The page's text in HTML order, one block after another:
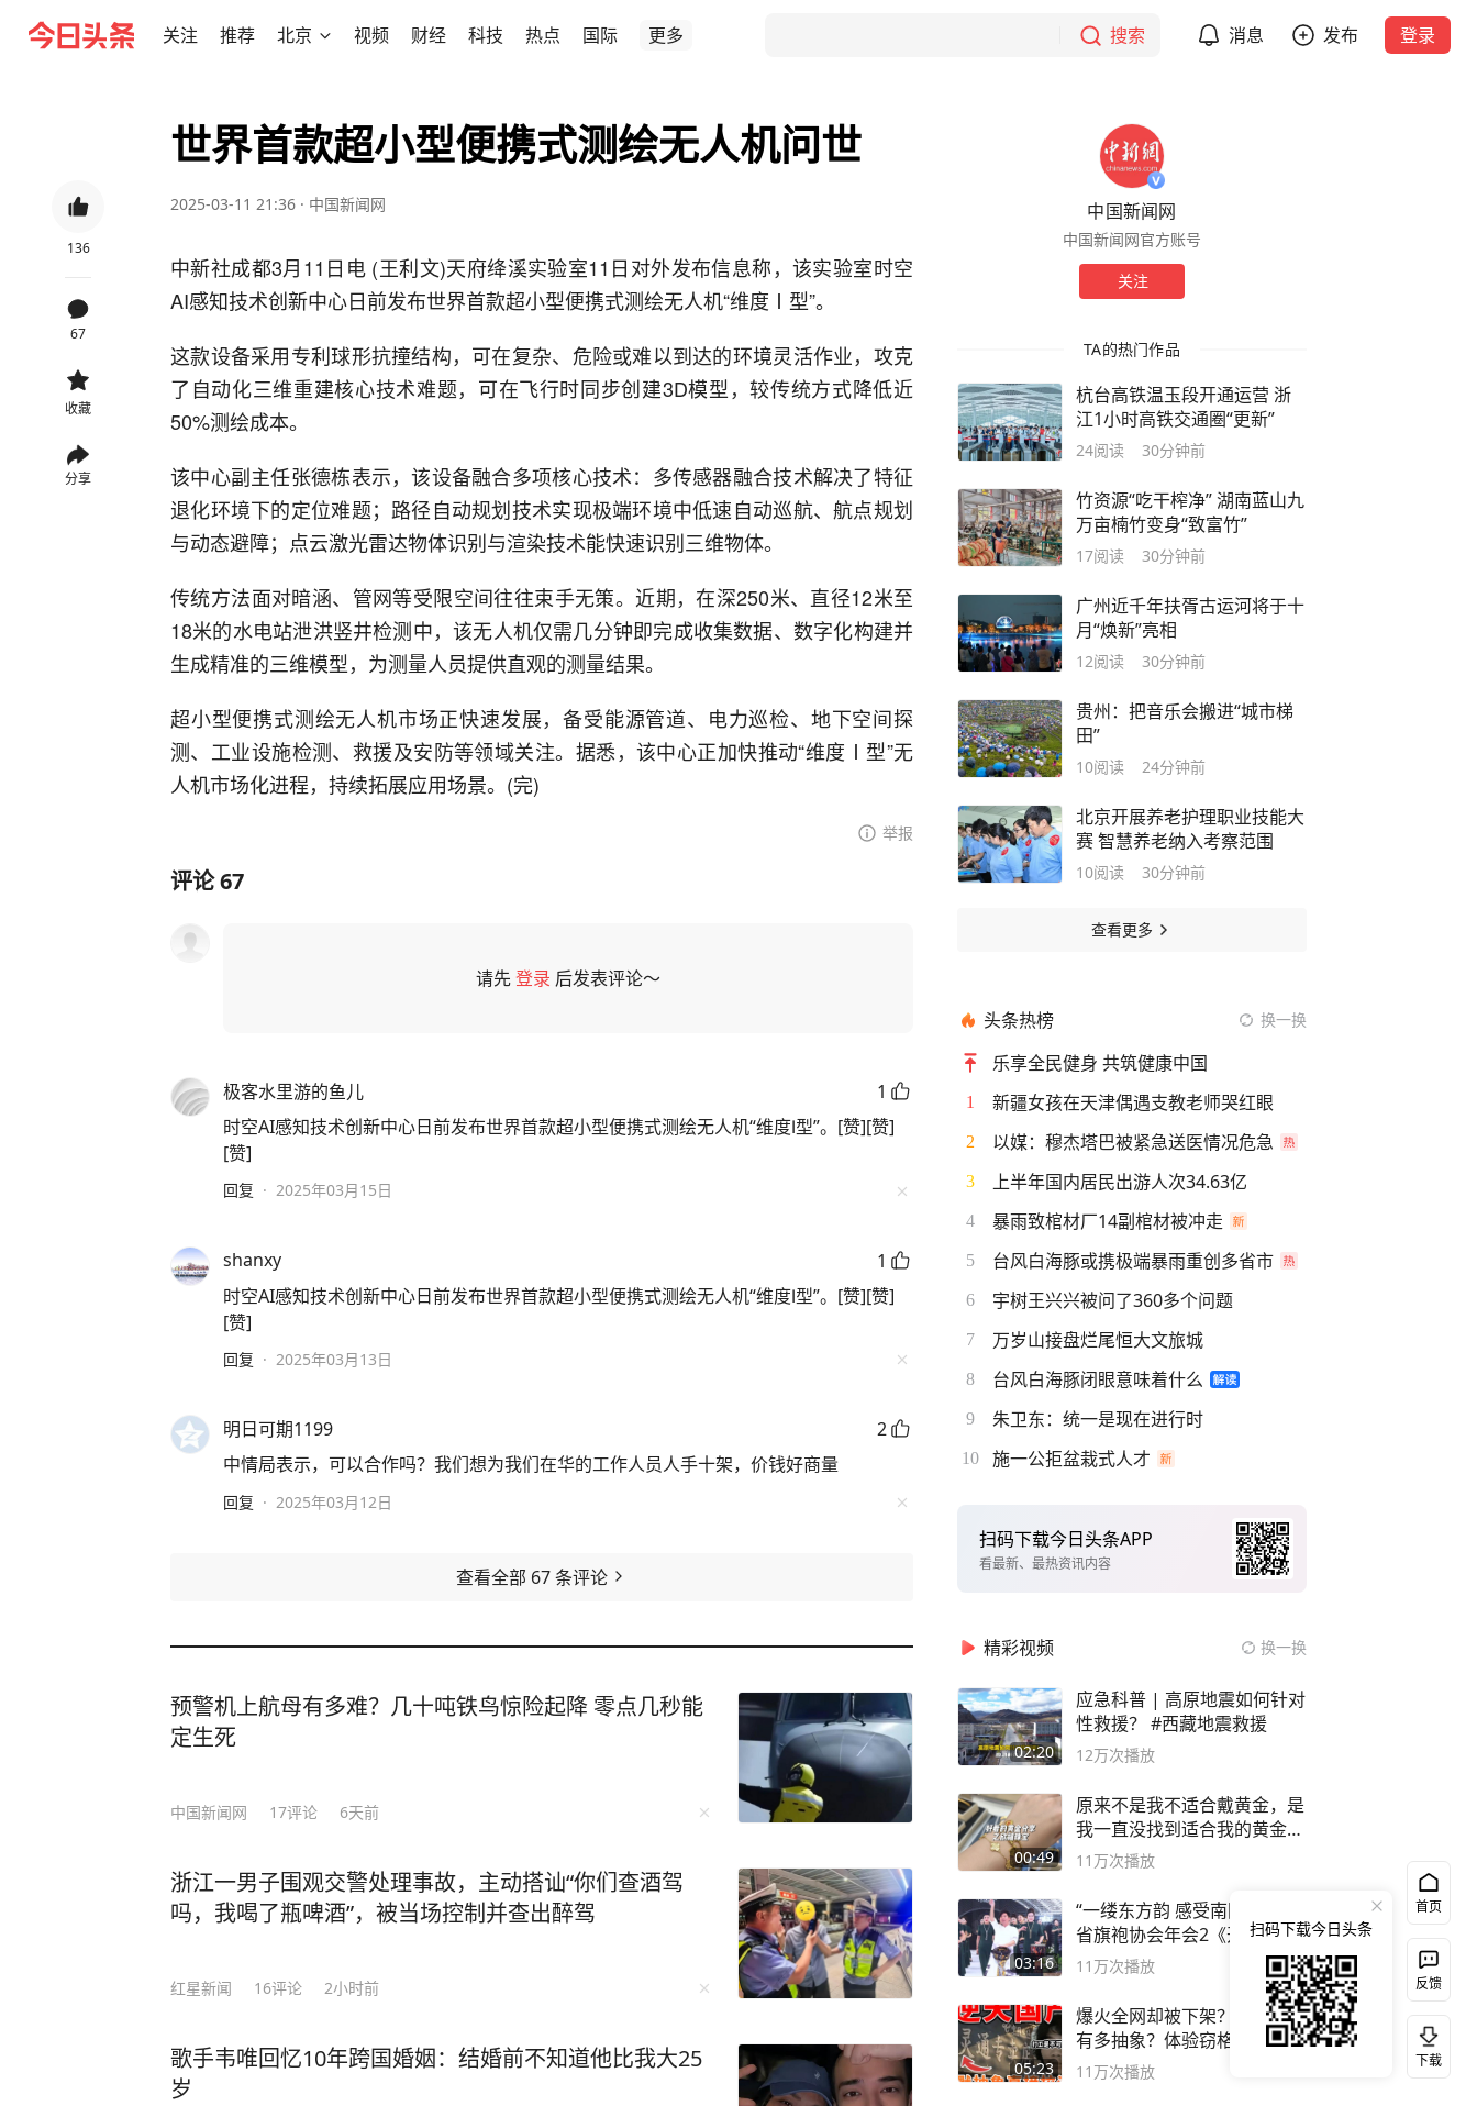
关注 推荐 北京 视频 财经 科技 热点 国际 更多 搜索 消息 发布 登录
136
67
收藏
分享
世界首款超小型便携式测绘无人机问世
2025-03-11 21:36 · 中国新闻网
中新社成都3月11日电 (王利文)天府绛溪实验室11日对外发布信息称，该实验室时空
AI感知技术创新中心日前发布世界首款超小型便携式测绘无人机“维度Ⅰ型”。
这款设备采用专利球形抗撞结构，可在复杂、危险或难以到达的环境灵活作业，攻克
了自动化三维重建核心技术难题，可在飞行时同步创建3D模型，较传统方式降低近
50%测绘成本。
该中心副主任张德栋表示，该设备融合多项核心技术：多传感器融合技术解决了特征
退化环境下的定位难题；路径自动规划技术实现极端环境中低速自动巡航、航点规划
与动态避障；点云激光雷达物体识别与渲染技术能快速识别三维物体。
传统方法面对暗涵、管网等受限空间往往束手无策。近期，在深250米、直径12米至
18米的水电站泄洪竖井检测中，该无人机仅需几分钟即完成收集数据、数字化构建并
生成精准的三维模型，为测量人员提供直观的测量结果。
超小型便携式测绘无人机市场正快速发展，备受能源管道、电力巡检、地下空间探
测、工业设施检测、救援及安防等领域关注。据悉，该中心正加快推动“维度Ⅰ型”无
人机市场化进程，持续拓展应用场景。(完)
举报
评论67
请先登录 后发表评论～
极客水里游的鱼儿
1
时空AI感知技术创新中心日前发布世界首款超小型便携式测绘无人机“维度Ⅰ型”。[赞][赞]
[赞]
回复 · 2025年03月15日
shanxy
1
时空AI感知技术创新中心日前发布世界首款超小型便携式测绘无人机“维度Ⅰ型”。[赞][赞]
[赞]
回复 · 2025年03月13日
明日可期1199
2
中情局表示，可以合作吗？我们想为我们在华的工作人员人手十架，价钱好商量
回复 · 2025年03月12日
查看全部 67条评论
预警机上航母有多难？几十吨铁鸟惊险起降 零点几秒能
定生死
中国新闻网 17评论 6天前
浙江一男子围观交警处理事故，主动搭讪“你们查酒驾
吗，我喝了瓶啤酒”，被当场控制并查出醉驾
红星新闻 16评论 2小时前
歌手韦唯回忆10年跨国婚姻：结婚前不知道他比我大25
岁
中国新闻网
中国新闻网官方账号
关注
TA的热门作品
杭台高铁温玉段开通运营 浙
江1小时高铁交通圈“更新”
24阅读 30分钟前
竹资源“吃干榨净” 湖南蓝山九
万亩楠竹变身“致富竹”
17阅读 30分钟前
广州近千年扶胥古运河将于十
月“焕新”亮相
12阅读 30分钟前
贵州：把音乐会搬进“城市梯
田”
10阅读 24分钟前
北京开展养老护理职业技能大
赛 智慧养老纳入考察范围
10阅读 30分钟前
查看更多
头条热榜 换一换
乐享全民健身 共筑健康中国
1 新疆女孩在天津偶遇支教老师哭红眼
2 以媒：穆杰塔巴被紧急送医情况危急
3 上半年国内居民出游人次34.63亿
4 暴雨致棺材厂14副棺材被冲走
5 台风白海豚或携极端暴雨重创多省市
6 宇树王兴兴被问了360多个问题
7 万岁山接盘烂尾恒大文旅城
8 台风白海豚闭眼意味着什么
9 朱卫东：统一是现在进行时
10 施一公拒盆栽式人才
扫码下载今日头条APP
看最新、最热资讯内容
精彩视频 换一换
02:20
应急科普 | 高原地震如何针对
性救援？ #西藏地震救援
12万次播放
00:49
原来不是我不适合戴黄金，是
我一直没找到适合我的黄金
😭
11万次播放
03:16
“一缕东方韵 感受南国美”海南
省旗袍协会年会2《开场鼓》
二团
11万次播放
05:23
爆火全网却被下架？国产独游
有多抽象？体验窃格瓦拉模拟
器！
11万次播放
首页
反馈
下载
扫码下载今日头条